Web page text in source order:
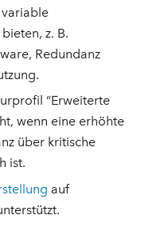
z. B.
Redundanz
“Erweiterte
wenn eine erhöhte
über kritische
ist.
auf